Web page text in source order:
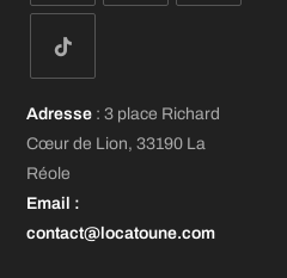
S’ouvre
dans
un
nouvel
onglet
nouvel
onglet
nouvel
onglet
dans
un
nouvel
onglet
Adresse : 3 place Richard
Cœur de Lion, 33190 La
Réole
Email :
contact@locatoune.com